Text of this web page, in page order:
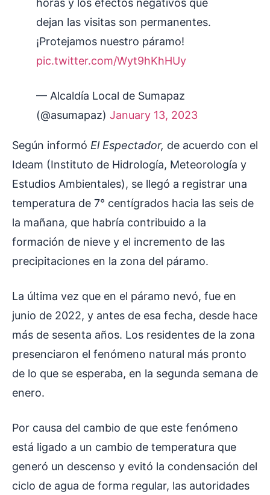
horas y los efectos negativos que
dejan las visitas son permanentes.
¡Protejamos nuestro páramo!
pic.twitter.com/Wyt9hKhHUy
— Alcaldía Local de Sumapaz
(@asumapaz) January 13, 2023
Según informó El Espectador, de acuerdo con el
Ideam (Instituto de Hidrología, Meteorología y
Estudios Ambientales), se llegó a registrar una
temperatura de 7° centígrados hacia las seis de
la mañana, que habría contribuido a la
formación de nieve y el incremento de las
precipitaciones en la zona del páramo.
La última vez que en el páramo nevó, fue en
junio de 2022, y antes de esa fecha, desde hace
más de sesenta años. Los residentes de la zona
presenciaron el fenómeno natural más pronto
de lo que se esperaba, en la segunda semana de
enero.
Por causa del cambio de que este fenómeno
está ligado a un cambio de temperatura que
generó un descenso y evitó la condensación del
ciclo de agua de forma regular, las autoridades